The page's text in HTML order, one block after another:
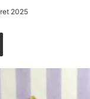
2025